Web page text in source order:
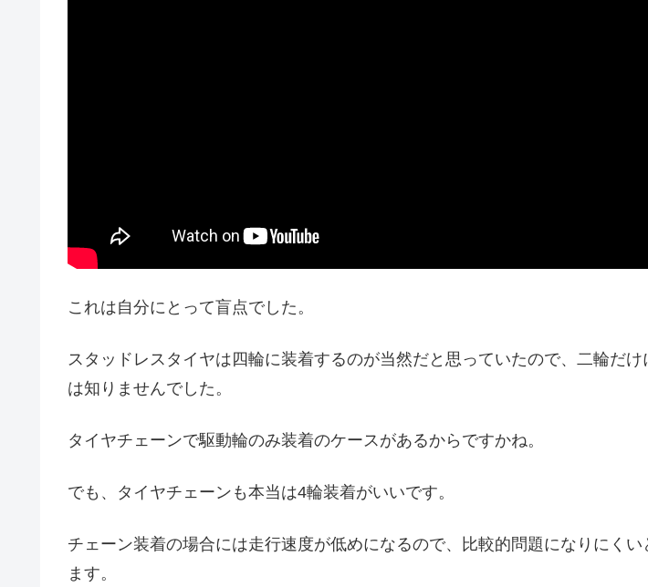
これは自分にとって盲点でした。
スタッドレスタイヤは四輪に装着するのが当然だと思っていたので、二輪だけ
は知りませんでした。
タイヤチェーンで駆動輪のみ装着のケースがあるからですかね。
でも、タイヤチェーンも本当は4輪装着がいいです。
チェーン装着の場合には走行速度が低めになるので、比較的問題になりにく
ます。